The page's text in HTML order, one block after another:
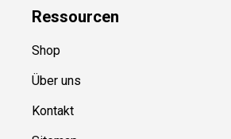
Ressourcen
Shop
Über uns
Kontakt